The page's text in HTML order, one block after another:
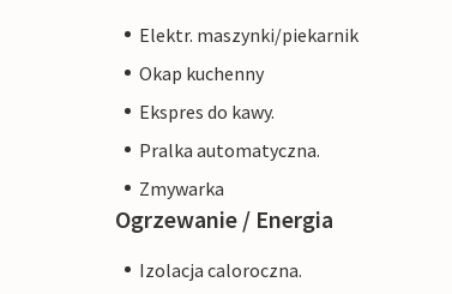
Elektr. maszynki/piekarnik
Okap kuchenny
Ekspres do kawy.
Pralka automatyczna.
Zmywarka
Ogrzewanie / Energia
Izolacja caloroczna.